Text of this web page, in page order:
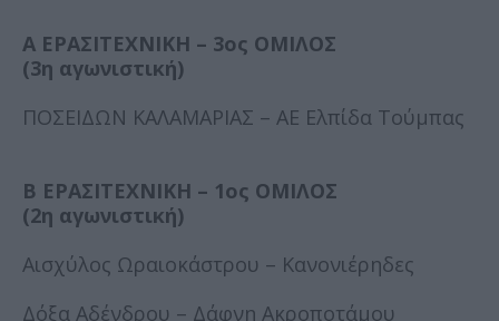
Α ΕΡΑΣΙΤΕΧΝΙΚΗ – 3ος ΟΜΙΛΟΣ
(3η αγωνιστική)
ΠΟΣΕΙΔΩΝ ΚΑΛΑΜΑΡΙΑΣ – ΑΕ Ελπίδα Τούμπας
Β ΕΡΑΣΙΤΕΧΝΙΚΗ – 1ος ΟΜΙΛΟΣ
(2η αγωνιστική)
Αισχύλος Ωραιοκάστρου – Κανονιέρηδες
Δόξα Αδένδρου – Δάφνη Ακροποτάμου